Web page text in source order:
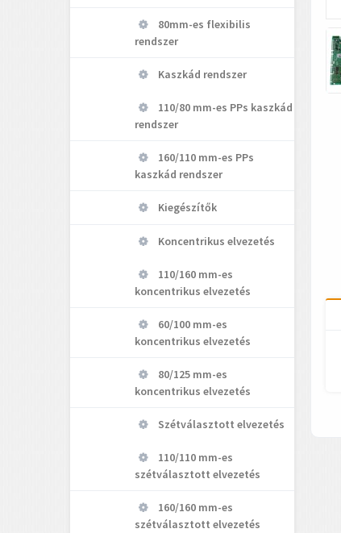
80mm-es flexibilis
rendszer
Kaszkád rendszer
110/80 mm-es PPs kaszkád
rendszer
160/110 mm-es PPs
kaszkád rendszer
Kiegészítők
Koncentrikus elvezetés
110/160 mm-es
koncentrikus elvezetés
60/100 mm-es
koncentrikus elvezetés
80/125 mm-es
koncentrikus elvezetés
Szétválasztott elvezetés
110/110 mm-es
szétválasztott elvezetés
160/160 mm-es
szétválasztott elvezetés